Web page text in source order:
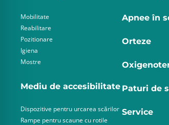
Mobilitate
Reabilitare
Pozitionare
Igiena
Mostre
Mediu de accesibilitate
Dispozitive pentru urcarea scărilor
Rampe pentru scaune cu rotile
Apnee în
Orteze
Paturi de
Service